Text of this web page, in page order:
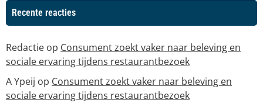
Recente reacties
Redactie op Consument zoekt vaker naar beleving en
sociale ervaring tijdens restaurantbezoek
A Ypeij op Consument zoekt vaker naar beleving en
sociale ervaring tijdens restaurantbezoek